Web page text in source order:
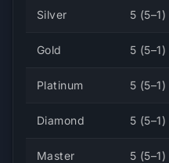
Silver 5 (5–1)
Gold 5 (5–1)
Platinum 5 (5–1)
Diamond 5 (5–1)
Master 5 (5–1)